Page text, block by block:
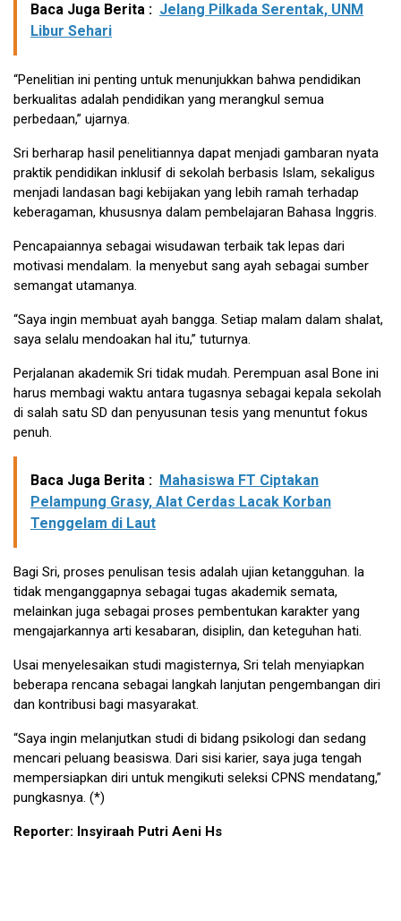
Baca Juga Berita : Jelang Pilkada Serentak, UNM
Libur Sehari
“Penelitian ini penting untuk menunjukkan bahwa pendidikan
berkualitas adalah pendidikan yang merangkul semua
perbedaan,” ujarnya.
Sri berharap hasil penelitiannya dapat menjadi gambaran nyata
praktik pendidikan inklusif di sekolah berbasis Islam, sekaligus
menjadi landasan bagi kebijakan yang lebih ramah terhadap
keberagaman, khususnya dalam pembelajaran Bahasa Inggris.
Pencapaiannya sebagai wisudawan terbaik tak lepas dari
motivasi mendalam. Ia menyebut sang ayah sebagai sumber
semangat utamanya.
“Saya ingin membuat ayah bangga. Setiap malam dalam shalat,
saya selalu mendoakan hal itu,” tuturnya.
Perjalanan akademik Sri tidak mudah. Perempuan asal Bone ini
harus membagi waktu antara tugasnya sebagai kepala sekolah
di salah satu SD dan penyusunan tesis yang menuntut fokus
penuh.
Baca Juga Berita : Mahasiswa FT Ciptakan
Pelampung Grasy, Alat Cerdas Lacak Korban
Tenggelam di Laut
Bagi Sri, proses penulisan tesis adalah ujian ketangguhan. Ia
tidak menganggapnya sebagai tugas akademik semata,
melainkan juga sebagai proses pembentukan karakter yang
mengajarkannya arti kesabaran, disiplin, dan keteguhan hati.
Usai menyelesaikan studi magisternya, Sri telah menyiapkan
beberapa rencana sebagai langkah lanjutan pengembangan diri
dan kontribusi bagi masyarakat.
“Saya ingin melanjutkan studi di bidang psikologi dan sedang
mencari peluang beasiswa. Dari sisi karier, saya juga tengah
mempersiapkan diri untuk mengikuti seleksi CPNS mendatang,”
pungkasnya. (*)
Reporter: Insyiraah Putri Aeni Hs